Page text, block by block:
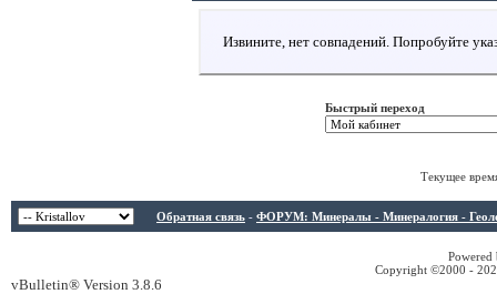
Извините, нет совпадений. Попробуйте
Быстрый переход
Текущее
Обратная связь - ФОРУМ: Минералы - Минералогия -
Copyright ©2000 -
vBulletin® Version 3.8.6